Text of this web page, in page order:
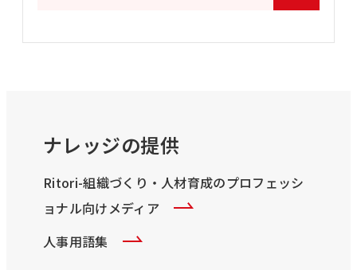
ナレッジの提供
Ritori-組織づくり・人材育成のプロフェッシ
ョナル向けメディア
人事用語集